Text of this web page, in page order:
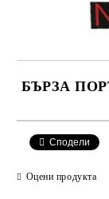
БЪРЗА
Сподели
Оцени продукта